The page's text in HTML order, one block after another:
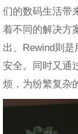
们的数码生活带
着不同的解决方
出、Rewind则
安全。同时又通
烦，为纷繁复杂